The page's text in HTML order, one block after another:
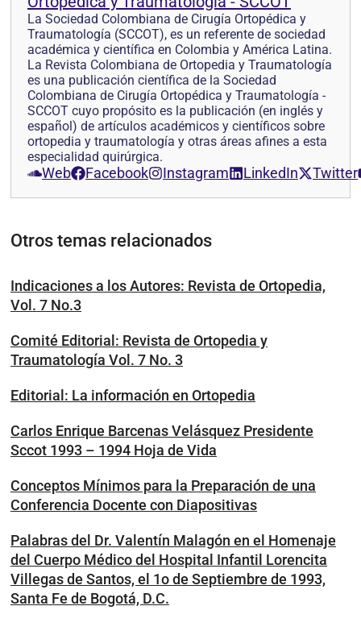
La Sociedad Colombiana de Cirugía Ortopédica y
Traumatología (SCCOT), es un referente de sociedad
académica y científica en Colombia y América Latina.
La Revista Colombiana de Ortopedia y Traumatología
es una publicación científica de la Sociedad
Colombiana de Cirugía Ortopédica y Traumatología -
SCCOT cuyo propósito es la publicación (en inglés y
español) de artículos académicos y científicos sobre
ortopedia y traumatología y otras áreas afines a esta
especialidad quirúrgica.
Web Facebook Instagram LinkedIn Twitter
Otros temas relacionados
Indicaciones a los Autores: Revista de Ortopedia,
Vol. 7 No.3
Comité Editorial: Revista de Ortopedia y
Traumatología Vol. 7 No. 3
Editorial: La información en Ortopedia
Carlos Enrique Barcenas Velásquez Presidente
Sccot 1993 – 1994 Hoja de Vida
Conceptos Mínimos para la Preparación de una
Conferencia Docente con Diapositivas
Palabras del Dr. Valentín Malagón en el Homenaje
del Cuerpo Médico del Hospital Infantil Lorencita
Villegas de Santos, el 1o de Septiembre de 1993,
Santa Fe de Bogotá, D.C.